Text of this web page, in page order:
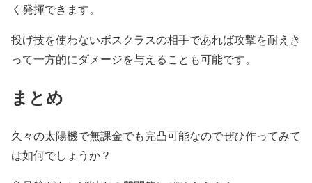
く発揮できます。
投げ技を使わないボスクラスの相手であれば攻撃を耐えき
って一方的にダメージを与えることも可能です。
まとめ
久々の太陽機で無課金でも完凸可能なのでぜひ作ってみて
は如何でしょうか？